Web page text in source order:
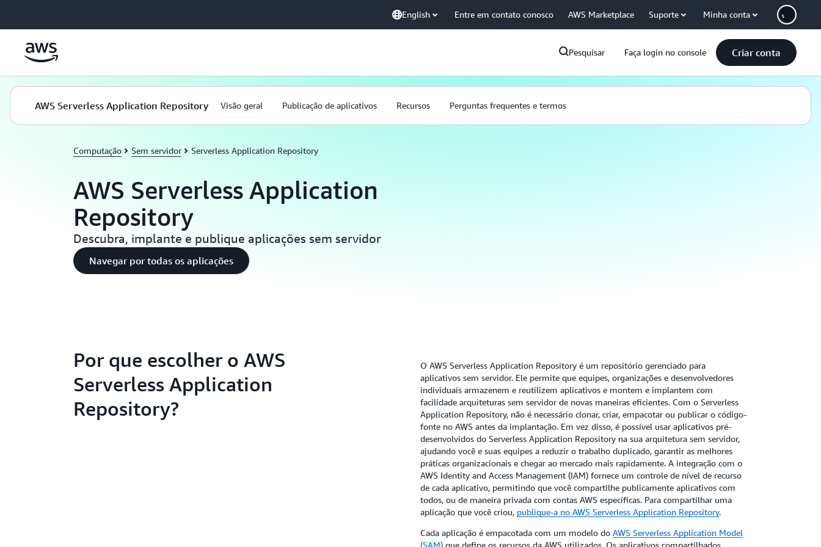
English Entre em contato conosco AWS Marketplace Suporte Minha conta
Pesquisar Faça login no console Criar conta
AWS Serverless Application Repository Visão geral Publicação de aplicativos Recursos Perguntas frequentes e termos
Computação Sem servidor Serverless Application Repository
AWS Serverless Application
Repository
Descubra, implante e publique aplicações sem servidor
Navegar por todas os aplicações
Por que escolher o AWS
Serverless Application
Repository?
O AWS Serverless Application Repository é um repositório gerenciado para
aplicativos sem servidor. Ele permite que equipes, organizações e desenvolvedores
individuais armazenem e reutilizem aplicativos e montem e implantem com
facilidade arquiteturas sem servidor de novas maneiras eficientes. Com o Serverless
Application Repository, não é necessário clonar, criar, empacotar ou publicar o código-
fonte no AWS antes da implantação. Em vez disso, é possível usar aplicativos pré-
desenvolvidos do Serverless Application Repository na sua arquitetura sem servidor,
ajudando você e suas equipes a reduzir o trabalho duplicado, garantir as melhores
práticas organizacionais e chegar ao mercado mais rapidamente. A integração com o
AWS Identity and Access Management (IAM) fornece um controle de nível de recurso
de cada aplicativo, permitindo que você compartilhe publicamente aplicativos com
todos, ou de maneira privada com contas AWS específicas. Para compartilhar uma
aplicação que você criou, publique-a no AWS Serverless Application Repository.
Cada aplicação é empacotada com um modelo do AWS Serverless Application Model
(SAM)que define os recursos da AWS utilizados. Os aplicativos compartilhados